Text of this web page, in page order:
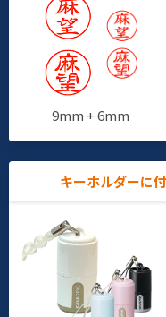
9mm + 6mm
キーホルダーに